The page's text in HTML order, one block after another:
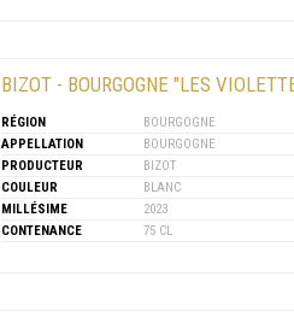
BIZOT - BOURGOGNE "LES
RÉGION
BOURGOGNE
APPELLATION
BOURGOGNE
PRODUCTEUR
BIZOT
COULEUR
BLANC
MILLÉSIME
2023
CONTENANCE
75 CL